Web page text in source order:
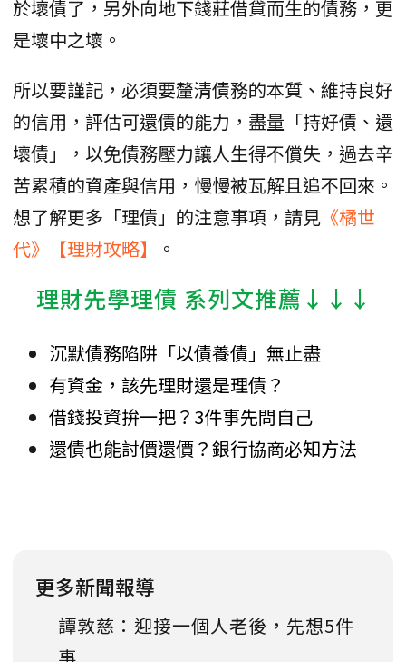
於壞債了，另外向地下錢莊借貸而生的債務，更
是壞中之壞。
所以要謹記，必須要釐清債務的本質、維持良好
的信用，評估可還債的能力，盡量「持好債、還
壞債」，以免債務壓力讓人生得不償失，過去辛
苦累積的資產與信用，慢慢被瓦解且追不回來。
想了解更多「理債」的注意事項，請見 《橘世
代》【理財攻略】
。
│理財先學理債 系列文推薦↓↓↓
沉默債務陷阱「以債養債」無止盡
有資金，該先理財還是理債？
借錢投資拚一把？3件事先問自己
還債也能討價還價？銀行協商必知方法
更多新聞報導
譚敦慈：迎接一個人老後，先想5件